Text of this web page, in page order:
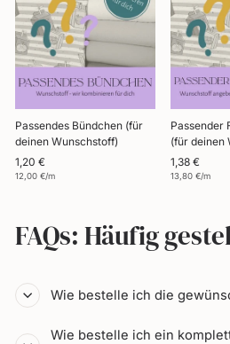
Passendes Bündchen (für
deinen Wunschstoff)
1,20 €
12,00 €/m
Passender
(für deinen
1,38 €
13,80 €/m
FAQs: Häufig
Wie bestelle ich die
Wie bestelle ich ein